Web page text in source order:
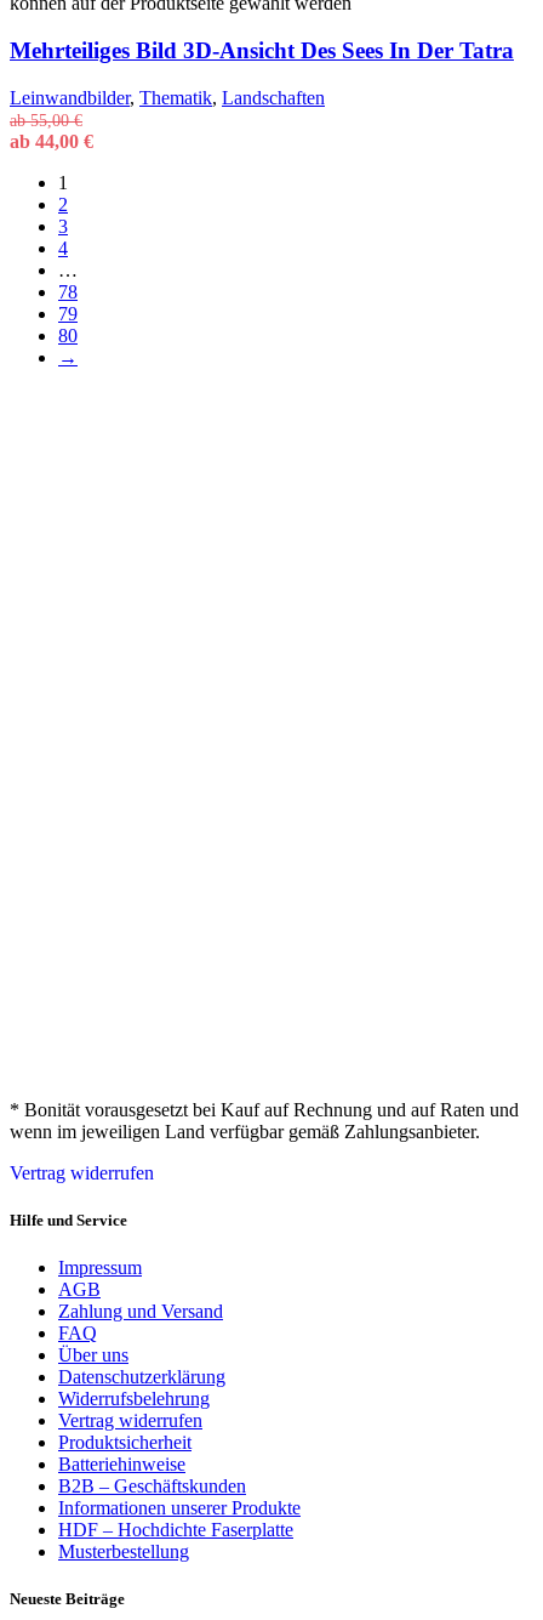
Mehrteiliges Bild 3D-Ansicht Des Sees In Der Tatra
Leinwandbilder, Thematik, Landschaften
ab55,00€
ab 44,00 €
1
2
3
4
…
78
79
80
→
* Bonität vorausgesetzt bei Kauf auf Rechnung und auf Raten und
wenn im jeweiligen Land verfügbar gemäß Zahlungsanbieter.
Vertrag widerrufen
Hilfe und Service
Impressum
AGB
Zahlung und Versand
FAQ
Über uns
Datenschutzerklärung
Widerrufsbelehrung
Vertrag widerrufen
Produktsicherheit
Batteriehinweise
B2B – Geschäftskunden
Informationen unserer Produkte
HDF – Hochdichte Faserplatte
Musterbestellung
Neueste Beiträge